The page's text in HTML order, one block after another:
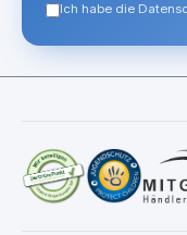
Ich habe die